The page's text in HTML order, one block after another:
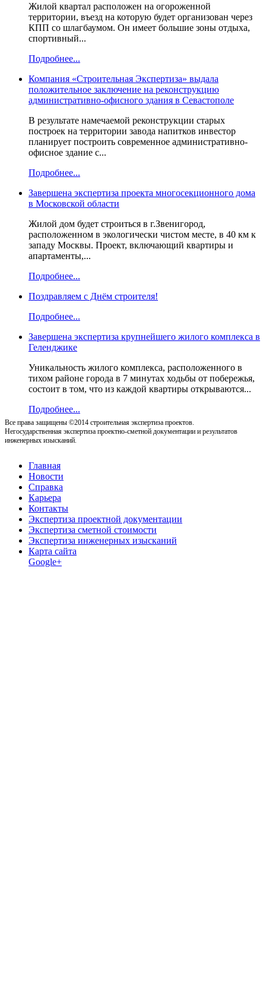
Жилой квартал расположен на огороженной
территории, въезд на которую будет организован через
КПП со шлагбаумом. Он имеет большие зоны отдыха,
спортивный...
Подробнее...
Компания «Строительная Экспертиза» выдала
положительное заключение на реконструкцию
административно-офисного здания в Севастополе
В результате намечаемой реконструкции старых
построек на территории завода напитков инвестор
планирует построить современное административно-
офисное здание с...
Подробнее...
Завершена экспертиза проекта многосекционного дома
в Московской области
Жилой дом будет строиться в г.Звенигород,
расположенном в экологически чистом месте, в 40 км к
западу Москвы. Проект, включающий квартиры и
апартаменты,...
Подробнее...
Поздравляем с Днём строителя!
Подробнее...
Завершена экспертиза крупнейшего жилого комплекса в
Геленджике
Уникальность жилого комплекса, расположенного в
тихом районе города в 7 минутах ходьбы от побережья,
состоит в том, что из каждой квартиры открываются...
Подробнее...
Все права защищены ©2014 строительная экспертиза проектов.
Негосударственная экспертиза проектно-сметной документации и результатов
инженерных изысканий.
Главная
Новости
Справка
Карьера
Контакты
Экспертиза проектной документации
Экспертиза сметной стоимости
Экспертиза инженерных изысканий
Карта сайта
Google+